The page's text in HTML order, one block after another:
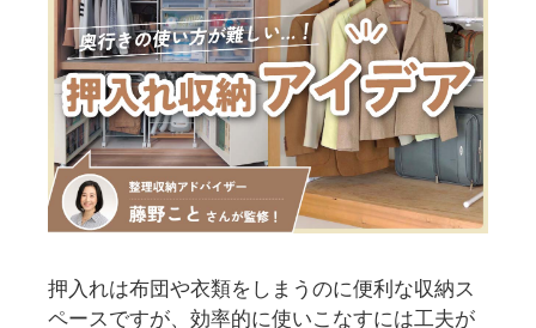
押入れは布団や衣類をしまうのに便利な収納ス
ペースですが、効率的に使いこなすには工夫が